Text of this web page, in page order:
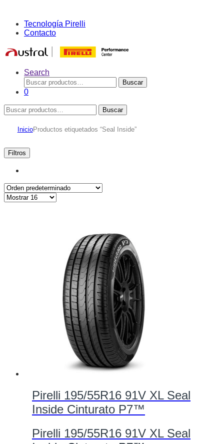
Tecnología Pirelli
Contacto
Search
Buscar
por:
Buscar
0
Buscar
por:
Buscar
InicioProductos etiquetados “Seal Inside”
Filtros
Pirelli 195/55R16 91V XL Seal
Inside Cinturato P7™
Pirelli 195/55R16 91V XL Seal